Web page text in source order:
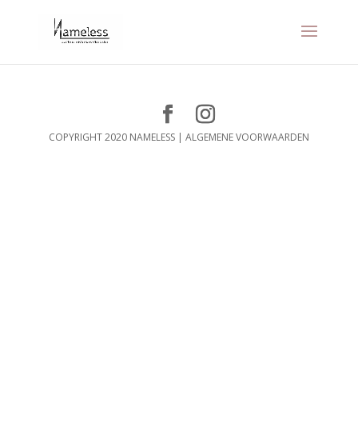
COPYRIGHT 2020 NAMELESS | ALGEMENE VOORWAARDEN